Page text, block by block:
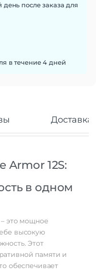
5200 мАч
после заказа для
в течение 4 дней
Доставка
Armor 12S:
в одном
это мощное
высокую
Этот
памяти и
обеспечивает